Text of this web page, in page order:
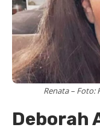
Renata –
Deborah